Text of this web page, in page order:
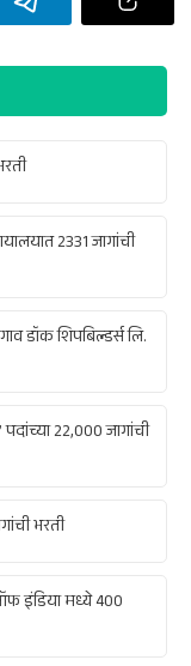
2331 जागांची
डॉक शिपबिल्डर्स लि.
22,000 जागांची
भरती
इंडिया मध्ये 400